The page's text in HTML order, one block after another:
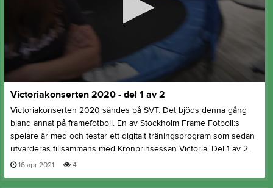
seconds
of
minutes,
45
seconds
Victoriakonserten 2020 - del 1 av 2
Victoriakonserten 2020 sändes på SVT. Det bjöds denna gång
bland annat på framefotboll. En av Stockholm Frame Fotboll:s
spelare är med och testar ett digitalt träningsprogram som sedan
utvärderas tillsammans med Kronprinsessan Victoria. Del 1 av 2.
16 apr 2021 4